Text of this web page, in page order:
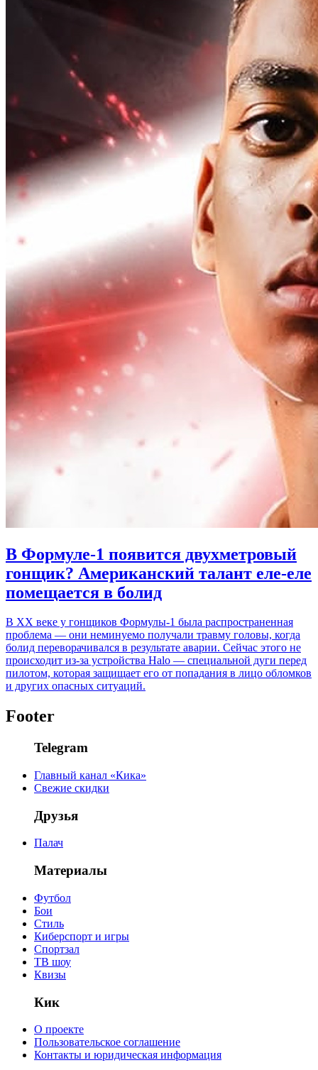
В Формуле-1 появится двухметровый
гонщик? Американский талант еле-еле
помещается в болид
В XX веке у гонщиков Формулы-1 была распространенная
проблема — они неминуемо получали травму головы, когда
болид переворачивался в результате аварии. Сейчас этого не
происходит из-за устройства Halo — специальной дуги перед
пилотом, которая защищает его от попадания в лицо обломков
и других опасных ситуаций.
Footer
Telegram
Главный канал «Кика»
Свежие скидки
Друзья
Палач
Материалы
Футбол
Бои
Стиль
Киберспорт и игры
Спортзал
ТВ шоу
Квизы
Кик
О проекте
Пользовательское соглашение
Контакты и юридическая информация